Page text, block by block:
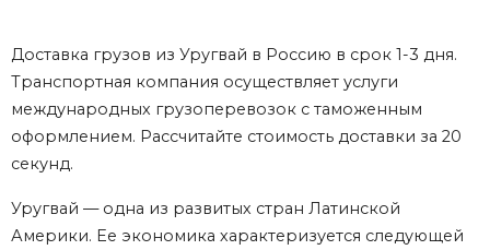
Доставка грузов из Уругвай в Россию в срок 1-3 дня.
Транспортная компания осуществляет услуги
международных грузоперевозок с таможенным
оформлением. Рассчитайте стоимость доставки за 20
секунд.
Уругвай — одна из развитых стран Латинской
Америки. Ее экономика характеризуется следующей